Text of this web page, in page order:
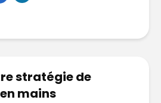
stratégie de
mains